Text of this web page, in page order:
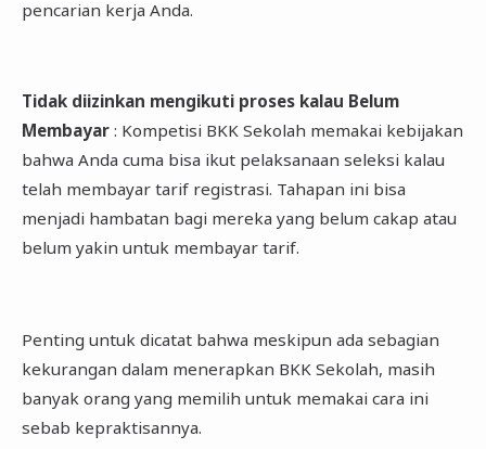
pencarian kerja Anda.
Tidak diizinkan mengikuti proses kalau Belum
Membayar: Kompetisi BKK Sekolah memakai kebijakan
bahwa Anda cuma bisa ikut pelaksanaan seleksi kalau
telah membayar tarif registrasi. Tahapan ini bisa
menjadi hambatan bagi mereka yang belum cakap atau
belum yakin untuk membayar tarif.
Penting untuk dicatat bahwa meskipun ada sebagian
kekurangan dalam menerapkan BKK Sekolah, masih
banyak orang yang memilih untuk memakai cara ini
sebab kepraktisannya.